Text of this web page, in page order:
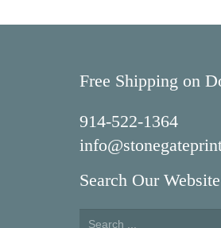
Free Shipping on
914-522-1364
Search Our Website